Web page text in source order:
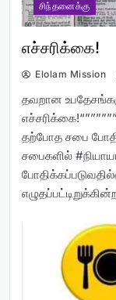
சிந்தனைக்கு
எச்சரிக்கை!
Elolam Mission
தவறான
தற்போத சபை
சபைகளில்